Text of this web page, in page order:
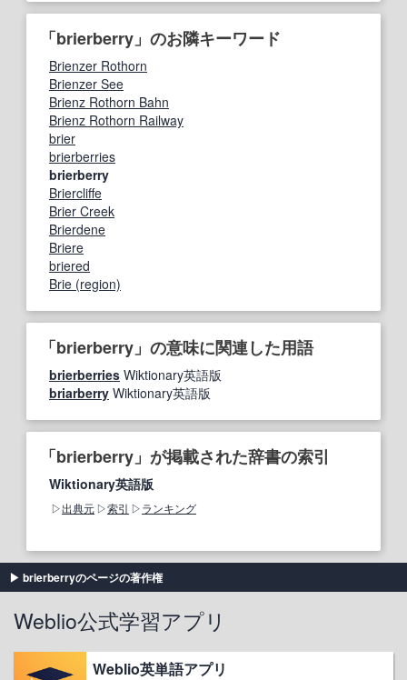
「brierberry」のお隣キーワード
Brienzer Rothorn
Brienzer See
Brienz Rothorn Bahn
Brienz Rothorn Railway
brier
brierberries
brierberry
Briercliffe
Brier Creek
Brierdene
Briere
briered
Brie (region)
「brierberry」の意味に関連した用語
brierberries Wiktionary英語版
briarberry Wiktionary英語版
「brierberry」が掲載された辞書の索引
Wiktionary英語版
出典元 索引 ランキング
brierberryのページの著作権
Weblio公式学習アプリ
Weblio英単語アプリ